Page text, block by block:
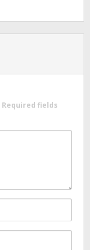
Required fields